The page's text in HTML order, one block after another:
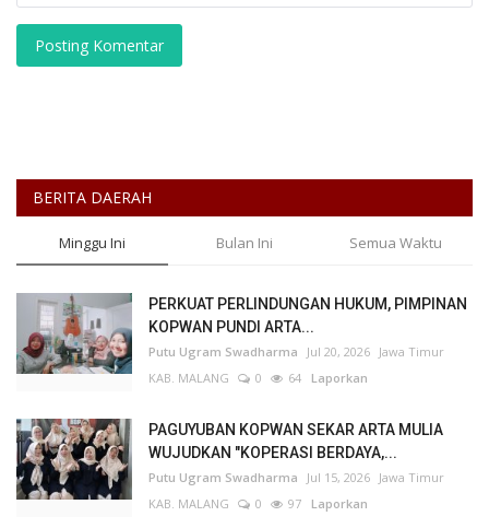
Posting Komentar
BERITA DAERAH
Minggu Ini Bulan Ini Semua Waktu
PERKUAT PERLINDUNGAN HUKUM, PIMPINAN
KOPWAN PUNDI ARTA...
Putu Ugram Swadharma Jul 20, 2026 Jawa Timur
KAB. MALANG
0 64 Laporkan
PAGUYUBAN KOPWAN SEKAR ARTA MULIA
WUJUDKAN "KOPERASI BERDAYA,...
Putu Ugram Swadharma Jul 15, 2026 Jawa Timur
KAB. MALANG
0 97 Laporkan